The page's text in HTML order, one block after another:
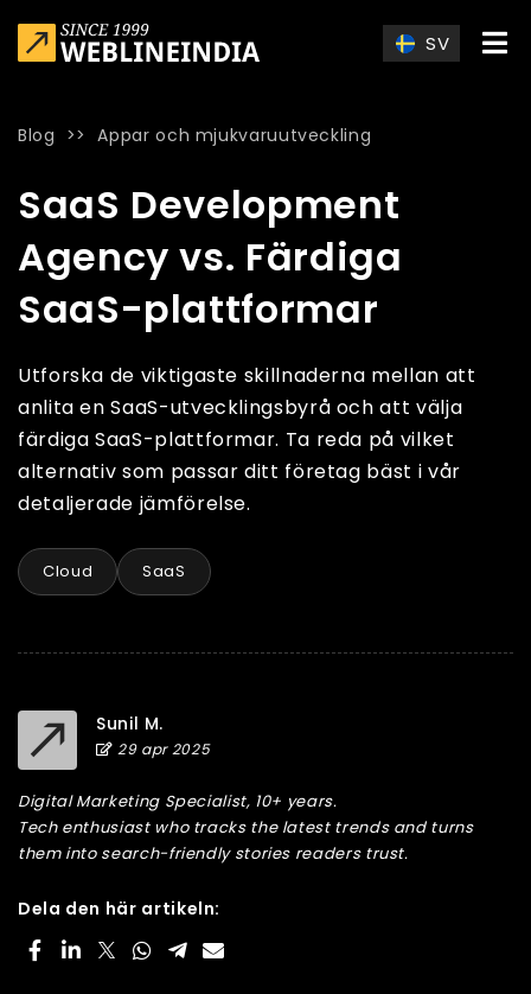
SV
Blog >>Appar och mjukvaruutveckling
SaaS Development
Agency vs. Färdiga
SaaS-plattformar
Utforska de viktigaste skillnaderna mellan att
anlita en SaaS-utvecklingsbyrå och att välja
färdiga SaaS-plattformar. Ta reda på vilket
alternativ som passar ditt företag bäst i vår
detaljerade jämförelse.
Cloud SaaS
Sunil M.
29 apr 2025
Digital Marketing Specialist, 10+ years.
Tech enthusiast who tracks the latest trends and turns
them into search-friendly stories readers trust.
Dela den här artikeln: